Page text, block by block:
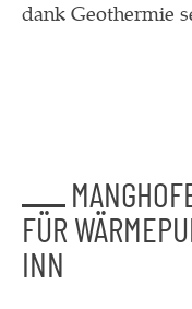
dank Geothermie
FÜR
INN